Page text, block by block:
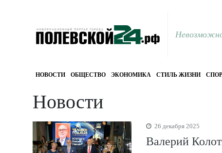
НОВОСТИ ОБЩЕСТВО ЭКОНОМИКА СТИЛЬ ЖИЗНИ
Новости
26 декабря 2025
Валерий